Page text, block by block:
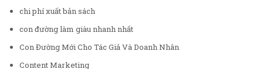
chi phí xuất bản sách
con đường làm giàu nhanh nhất
Con Đường Mới Cho Tác Giả Và Doanh Nhân
Content Marketing